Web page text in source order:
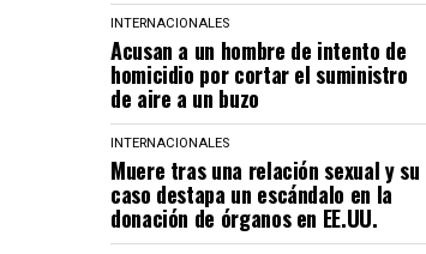
INTERNACIONALES
Acusan a un hombre de intento de
homicidio por cortar el suministro
de aire a un buzo
INTERNACIONALES
Muere tras una relación sexual y su
caso destapa un escándalo en la
donación de órganos en EE.UU.